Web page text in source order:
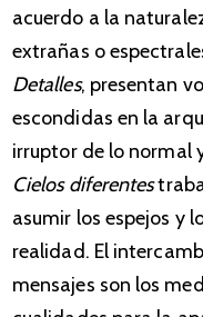
acuerdo a la
extrañas o
Detalles, presentan
escondidas en la
irruptor de lo normal
Cielos diferentes
asumir los espejos y
realidad. El
mensajes son los